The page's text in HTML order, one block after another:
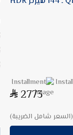
2773
(السعر شامل الضريبة)